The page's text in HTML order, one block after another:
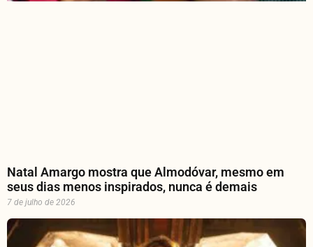
Natal Amargo mostra que Almodóvar, mesmo em
seus dias menos inspirados, nunca é demais
7 de julho de 2026